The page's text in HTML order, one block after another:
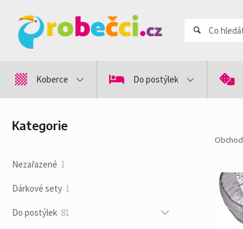
Koberce Do postýlek
Obchod
Kategorie
Nezařazené 1
Dárkové sety 1
Do postýlek 81